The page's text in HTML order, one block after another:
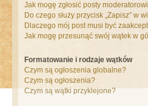
Jak mogę zgłosić posty
Do czego służy przycisk „Zapisz” w
Dlaczego mój post musi być
Jak mogę przesunąć swój wątek w
Formatowanie i rodzaje wątków
Czym są ogłoszenia globalne?
Czym są ogłoszenia?
Czym są wątki przyklejone?